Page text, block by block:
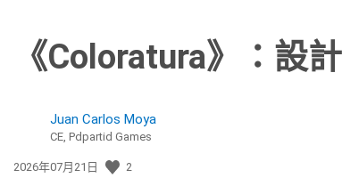
《Coloratura》：設
Juan Carlos Moya
CE, Pdpartid Games
發
2026年07月21日 2